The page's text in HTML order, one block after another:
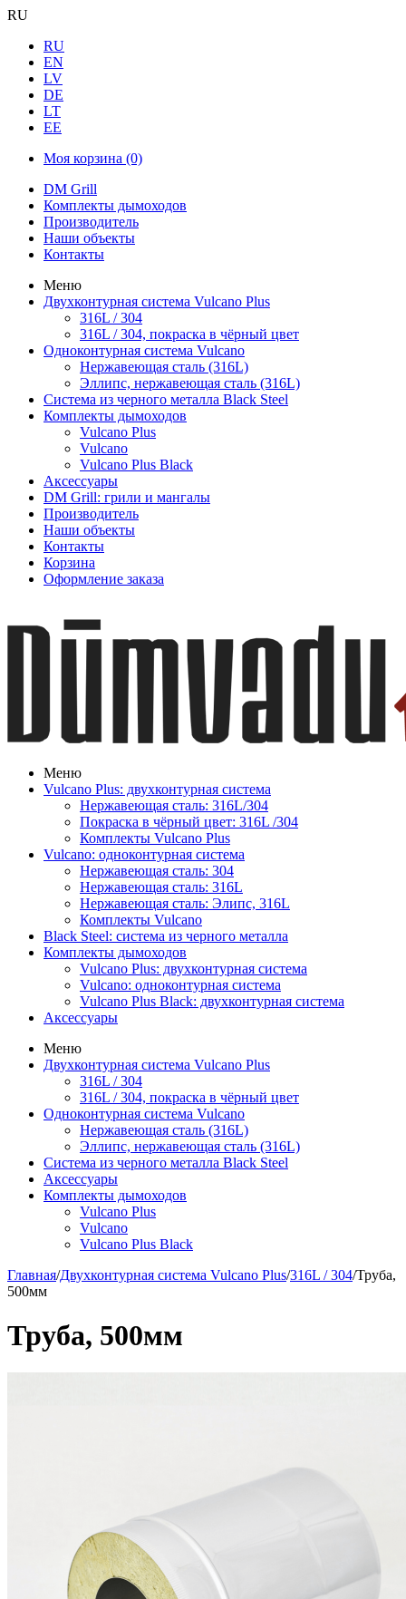
RU
RU
EN
LV
DE
LT
EE
Моя корзина (0)
DM Grill
Комплекты дымоходов
Производитель
Наши объекты
Контакты
Меню
Двухконтурная система Vulcano Plus
316L / 304
316L / 304, покраска в чёрный цвет
Одноконтурная система Vulcano
Нержавеющая сталь (316L)
Эллипс, нержавеющая сталь (316L)
Система из черного металла Black Steel
Комплекты дымоходов
Vulcano Plus
Vulcano
Vulcano Plus Black
Аксессуары
DM Grill: грили и мангалы
Производитель
Наши объекты
Контакты
Корзина
Оформление заказа
Меню
Vulcano Plus: двухконтурная система
Нержавеющая сталь: 316L/304
Покраска в чёрный цвет: 316L /304
Комплекты Vulcano Plus
Vulcano: одноконтурная система
Нержавеющая сталь: 304
Нержавеющая сталь: 316L
Нержавеющая сталь: Элипс, 316L
Комплекты Vulcano
Black Steel: система из черного металла
Комплекты дымоходов
Vulcano Plus: двухконтурная система
Vulcano: одноконтурная система
Vulcano Plus Black: двухконтурная система
Аксессуары
Меню
Двухконтурная система Vulcano Plus
316L / 304
316L / 304, покраска в чёрный цвет
Одноконтурная система Vulcano
Нержавеющая сталь (316L)
Эллипс, нержавеющая сталь (316L)
Система из черного металла Black Steel
Аксессуары
Комплекты дымоходов
Vulcano Plus
Vulcano
Vulcano Plus Black
Главная/Двухконтурная система Vulcano Plus/316L / 304/Труба,
500мм
Труба, 500мм